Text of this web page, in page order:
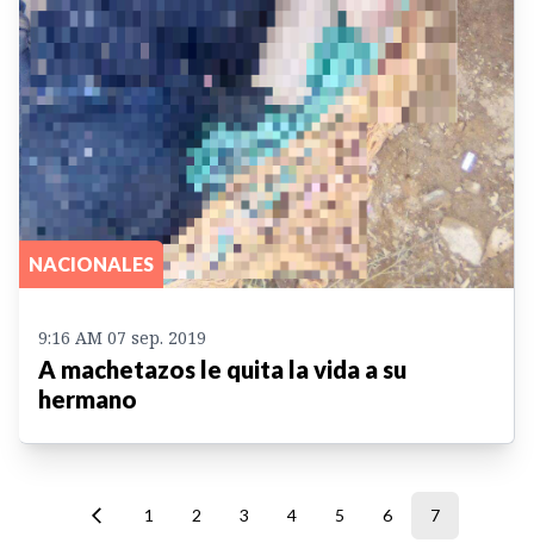
NACIONALES
9:16 AM 07 sep. 2019
A machetazos le quita la vida a su
hermano
1 2 3 4 5 6 7